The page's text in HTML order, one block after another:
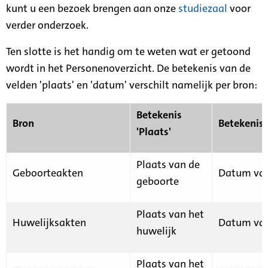
kunt u een bezoek brengen aan onze studiezaal voor
verder onderzoek.
Ten slotte is het handig om te weten wat er getoond
wordt in het Personenoverzicht. De betekenis van de
velden 'plaats' en 'datum' verschilt namelijk per bron:
Bron
Betekenis
'Plaats'
Geboorteakten
Plaats van de
geboorte
Datum
Huwelijksakten
Plaats van het
huwelijk
Datum
Plaats van het